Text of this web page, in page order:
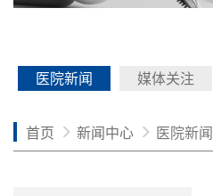
医院新闻 媒体关注
首页 新闻中心 医院新闻